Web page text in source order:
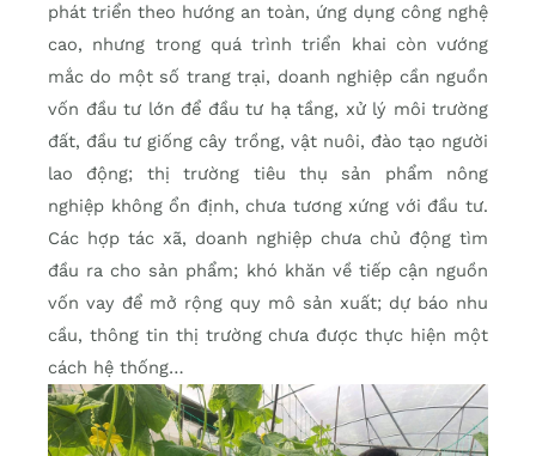
phát triển theo hướng an toàn, ứng dụng công nghệ
cao, nhưng trong quá trình triển khai còn vướng
mắc do một số trang trại, doanh nghiệp cần nguồn
vốn đầu tư lớn để đầu tư hạ tầng, xử lý môi trường
đất, đầu tư giống cây trồng, vật nuôi, đào tạo người
lao động; thị trường tiêu thụ sản phẩm nông
nghiệp không ổn định, chưa tương xứng với đầu tư.
Các hợp tác xã, doanh nghiệp chưa chủ động tìm
đầu ra cho sản phẩm; khó khăn về tiếp cận nguồn
vốn vay để mở rộng quy mô sản xuất; dự báo nhu
cầu, thông tin thị trường chưa được thực hiện một
cách hệ thống…